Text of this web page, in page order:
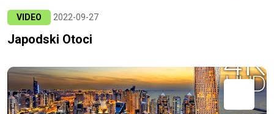
VIDEO 2022-09-27
Japodski Otoci